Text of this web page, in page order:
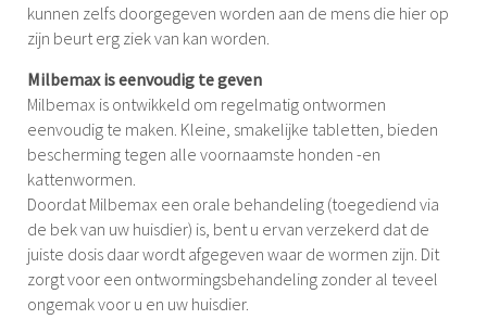
kunnen zelfs doorgegeven worden aan de mens die hier op
zijn beurt erg ziek van kan worden.
Milbemax is eenvoudig te geven
Milbemax is ontwikkeld om regelmatig ontwormen
eenvoudig te maken. Kleine, smakelijke tabletten, bieden
bescherming tegen alle voornaamste honden -en
kattenwormen.
Doordat Milbemax een orale behandeling (toegediend via
de bek van uw huisdier) is, bent u ervan verzekerd dat de
juiste dosis daar wordt afgegeven waar de wormen zijn. Dit
zorgt voor een ontwormingsbehandeling zonder al teveel
ongemak voor u en uw huisdier.